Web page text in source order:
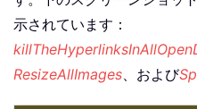
示されています：
ResizeAllImages 、および